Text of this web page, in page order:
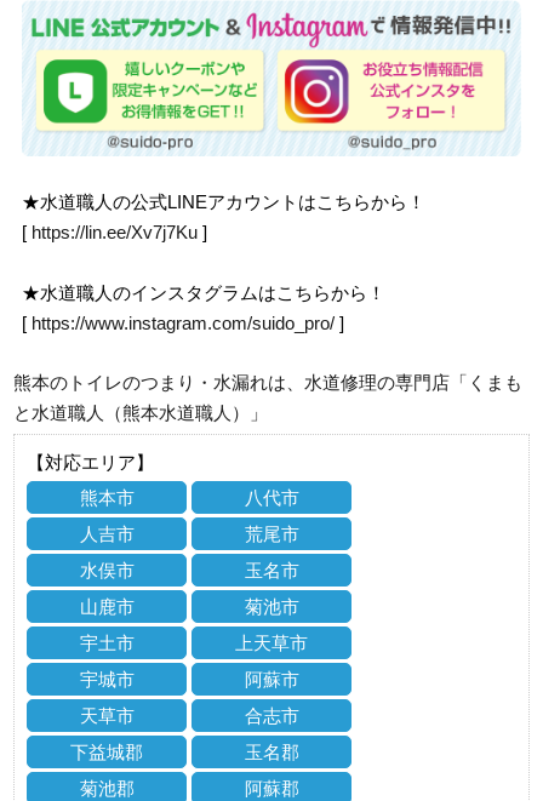
★水道職人の公式LINEアカウントはこちらから！
[ https://lin.ee/Xv7j7Ku ]
★水道職人のインスタグラムはこちらから！
[ https://www.instagram.com/suido_pro/ ]
熊本のトイレのつまり・水漏れは、水道修理の専門店「くまも
と水道職人（熊本水道職人）」
【対応エリア】
熊本市
八代市
人吉市
荒尾市
水俣市
玉名市
山鹿市
菊池市
宇土市
上天草市
宇城市
阿蘇市
天草市
合志市
下益城郡
玉名郡
菊池郡
阿蘇郡